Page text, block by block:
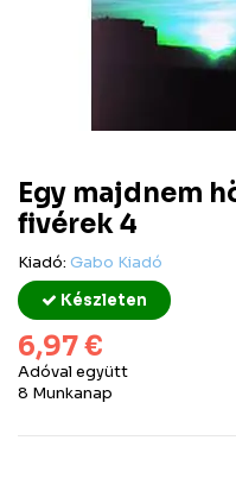
Egy majdnem
fivérek 4
Kiadó: Gabo Kiadó
Készleten
6,97 €
Adóval együtt
8 Munkanap